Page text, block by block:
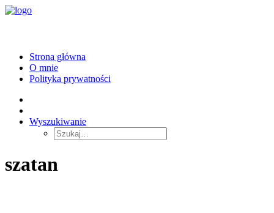
Strona główna
O mnie
Polityka prywatności
Wyszukiwanie
szatan